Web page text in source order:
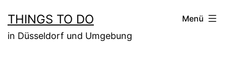
Inhalt
springen
THINGS TO DO
in Düsseldorf und Umgebung
Menü